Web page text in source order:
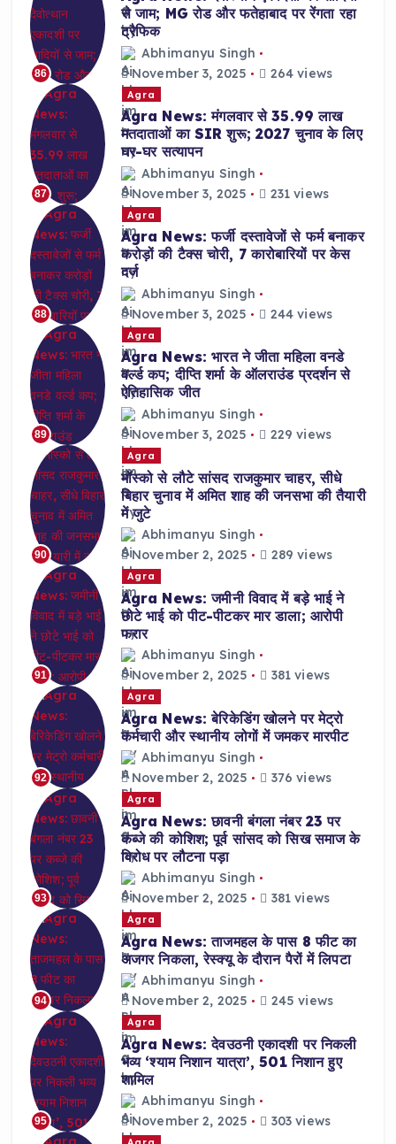
86
से जाम; MG रोड और फतेहाबाद पर रेंगता रहा
ट्रैफिक
Abhimanyu Singh
November 3, 2025
264 views
87
Agra
Agra News: मंगलवार से 35.99 लाख
मतदाताओं का SIR शुरू; 2027 चुनाव के लिए
घर-घर सत्यापन
Abhimanyu Singh
November 3, 2025
231 views
88
Agra
Agra News: फर्जी दस्तावेजों से फर्म बनाकर
करोड़ों की टैक्स चोरी, 7 कारोबारियों पर केस
दर्ज
Abhimanyu Singh
November 3, 2025
244 views
89
Agra
Agra News: भारत ने जीता महिला वनडे
वर्ल्ड कप; दीप्ति शर्मा के ऑलराउंड प्रदर्शन से
ऐतिहासिक जीत
Abhimanyu Singh
November 3, 2025
229 views
90
Agra
मॉस्को से लौटे सांसद राजकुमार चाहर, सीधे
बिहार चुनाव में अमित शाह की जनसभा की तैयारी
में जुटे
Abhimanyu Singh
November 2, 2025
289 views
91
Agra
Agra News: जमीनी विवाद में बड़े भाई ने
छोटे भाई को पीट-पीटकर मार डाला; आरोपी
फरार
Abhimanyu Singh
November 2, 2025
381 views
92
Agra
Agra News: बेरिकेडिंग खोलने पर मेट्रो
कर्मचारी और स्थानीय लोगों में जमकर मारपीट
Abhimanyu Singh
November 2, 2025
376 views
93
Agra
Agra News: छावनी बंगला नंबर 23 पर
कब्जे की कोशिश; पूर्व सांसद को सिख समाज के
विरोध पर लौटना पड़ा
Abhimanyu Singh
November 2, 2025
381 views
94
Agra
Agra News: ताजमहल के पास 8 फीट का
अजगर निकला, रेस्क्यू के दौरान पैरों में लिपटा
Abhimanyu Singh
November 2, 2025
245 views
95
Agra
Agra News: देवउठनी एकादशी पर निकली
भव्य ‘श्याम निशान यात्रा’, 501 निशान हुए
शामिल
Abhimanyu Singh
November 2, 2025
303 views